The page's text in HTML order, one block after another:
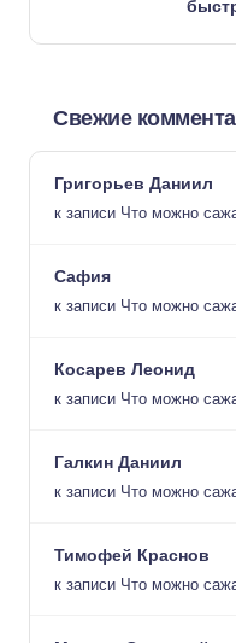
Свежие
Григорьев Даниил
к записи Что можно
Сафия
к записи Что можно
Косарев Леонид
к записи Что можно
Галкин Даниил
к записи Что можно
Тимофей Краснов
к записи Что можно